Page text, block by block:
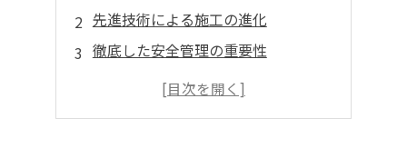
先進技術による施工の進化
徹底した安全管理の重要性
現場管理とチームワークの重要性